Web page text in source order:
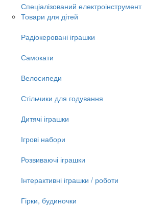
Спеціалізований електроінструмент
Товари для дітей
Радіокеровані іграшки
Самокати
Велосипеди
Стільчики для годування
Дитячі іграшки
Ігрові набори
Розвиваючі іграшки
Інтерактивні іграшки / роботи
Гірки, будиночки